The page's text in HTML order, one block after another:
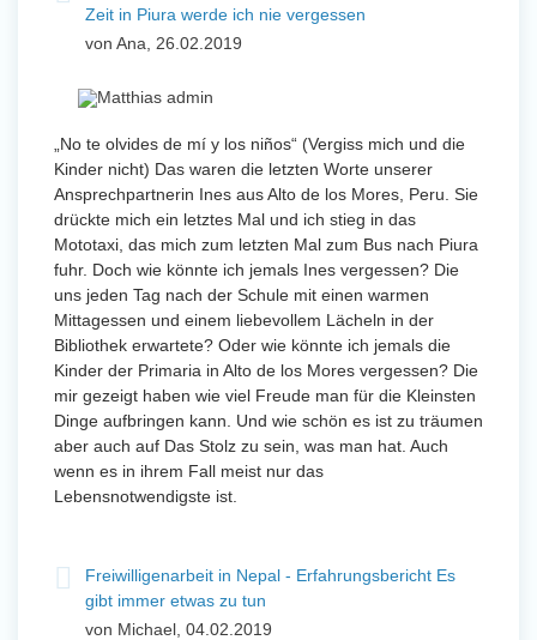
Zeit in Piura werde ich nie vergessen
von Ana, 26.02.2019
„No te olvides de mí y los niños“ (Vergiss mich und die
Kinder nicht) Das waren die letzten Worte unserer
Ansprechpartnerin Ines aus Alto de los Mores, Peru. Sie
drückte mich ein letztes Mal und ich stieg in das
Mototaxi, das mich zum letzten Mal zum Bus nach Piura
fuhr. Doch wie könnte ich jemals Ines vergessen? Die
uns jeden Tag nach der Schule mit einen warmen
Mittagessen und einem liebevollem Lächeln in der
Bibliothek erwartete? Oder wie könnte ich jemals die
Kinder der Primaria in Alto de los Mores vergessen? Die
mir gezeigt haben wie viel Freude man für die Kleinsten
Dinge aufbringen kann. Und wie schön es ist zu träumen
aber auch auf Das Stolz zu sein, was man hat. Auch
wenn es in ihrem Fall meist nur das
Lebensnotwendigste ist.
Freiwilligenarbeit in Nepal - Erfahrungsbericht Es
gibt immer etwas zu tun
von Michael, 04.02.2019